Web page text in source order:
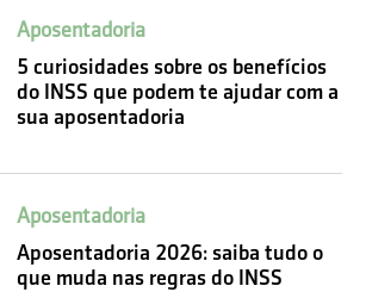
Aposentadoria
5 curiosidades sobre os benefícios
do INSS que podem te ajudar com a
sua aposentadoria
Aposentadoria
Aposentadoria 2026: saiba tudo o
que muda nas regras do INSS